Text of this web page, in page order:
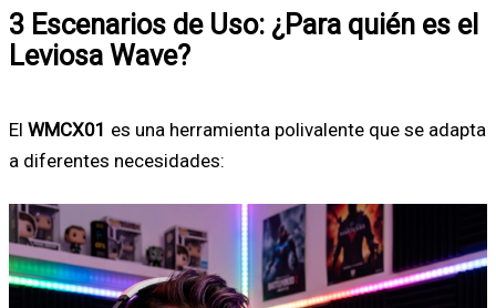
3 Escenarios de Uso: ¿Para quién es el
Leviosa Wave?
El WMCX01 es una herramienta polivalente que se adapta
a diferentes necesidades: